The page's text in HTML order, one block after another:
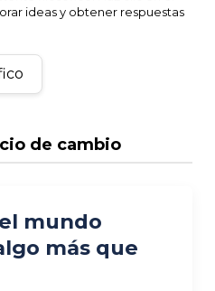
ideas y obtener respuestas
de cambio
mundo
más que